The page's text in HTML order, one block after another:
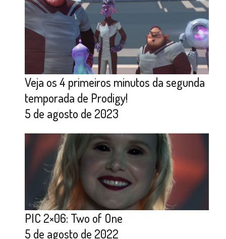
Veja os 4 primeiros minutos da segunda
temporada de Prodigy!
5 de agosto de 2023
PIC 2×06: Two of One
5 de agosto de 2022